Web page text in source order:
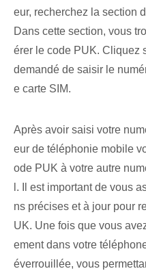
eur, recherchez la section
Dans cette section, vous
érer le code PUK. Cliquez
demandé de saisir le
e carte SIM.
Après avoir saisi votre
eur de téléphonie mobile
ode PUK à votre autre
l. Il est important de vous
ns précises et à jour pour
UK. Une fois que vous
ement‌ dans votre
éverrouillée, vous